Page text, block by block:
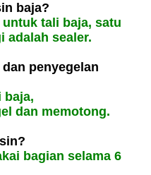
baja?
untuk tali baja, satu
adalah sealer.
penyegelan
baja,
dan memotong.
bagian selama 6